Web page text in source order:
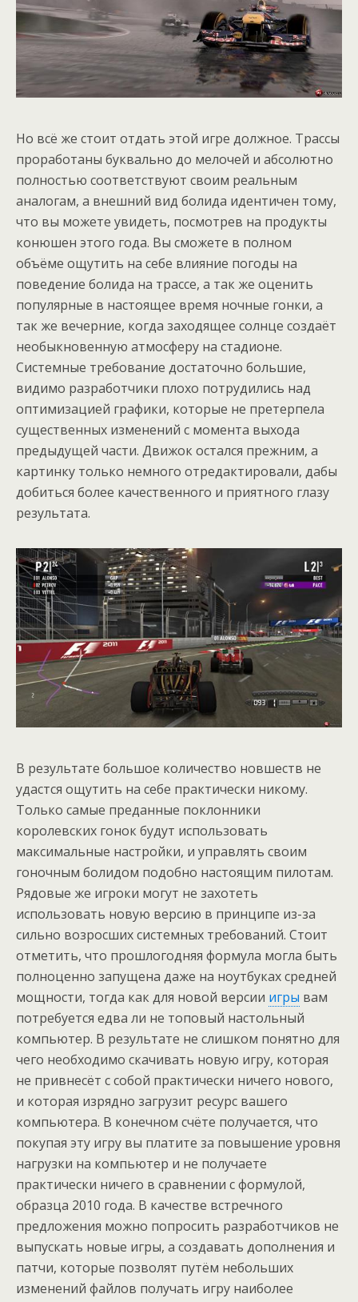
Но всё же стоит отдать этой игре должное. Трассы
проработаны буквально до мелочей и абсолютно
полностью соответствуют своим реальным
аналогам, а внешний вид болида идентичен тому,
что вы можете увидеть, посмотрев на продукты
конюшен этого года. Вы сможете в полном
объёме ощутить на себе влияние погоды на
поведение болида на трассе, а так же оценить
популярные в настоящее время ночные гонки, а
так же вечерние, когда заходящее солнце создаёт
необыкновенную атмосферу на стадионе.
Системные требование достаточно большие,
видимо разработчики плохо потрудились над
оптимизацией графики, которые не претерпела
существенных изменений с момента выхода
предыдущей части. Движок остался прежним, а
картинку только немного отредактировали, дабы
добиться более качественного и приятного глазу
результата.
В результате большое количество новшеств не
удастся ощутить на себе практически никому.
Только самые преданные поклонники
королевских гонок будут использовать
максимальные настройки, и управлять своим
гоночным болидом подобно настоящим пилотам.
Рядовые же игроки могут не захотеть
использовать новую версию в принципе из-за
сильно возросших системных требований. Стоит
отметить, что прошлогодняя формула могла быть
полноценно запущена даже на ноутбуках средней
мощности, тогда как для новой версии игры вам
потребуется едва ли не топовый настольный
компьютер. В результате не слишком понятно для
чего необходимо скачивать новую игру, которая
не привнесёт с собой практически ничего нового,
и которая изрядно загрузит ресурс вашего
компьютера. В конечном счёте получается, что
покупая эту игру вы платите за повышение уровня
нагрузки на компьютер и не получаете
практически ничего в сравнении с формулой,
образца 2010 года. В качестве встречного
предложения можно попросить разработчиков не
выпускать новые игры, а создавать дополнения и
патчи, которые позволят путём небольших
изменений файлов получать игру наиболее